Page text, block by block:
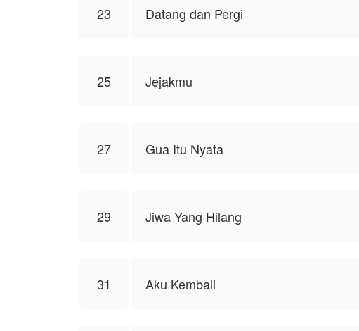
23 Datang dan Pergi
25 Jejakmu
27 Gua Itu Nyata
29 Jiwa Yang Hilang
31 Aku Kembali